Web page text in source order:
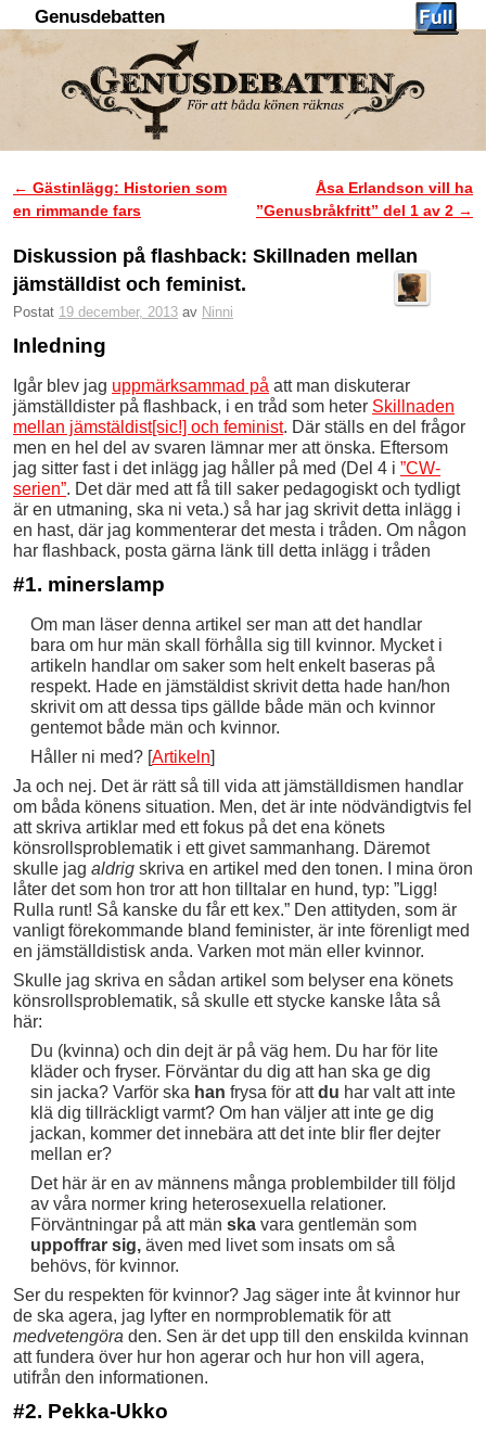
Genusdebatten
Inläggsnavigering
← Gästinlägg: Historien som
en rimmande fars
Åsa Erlandson vill ha
”Genusbråkfritt” del 1 av 2 →
Diskussion på flashback: Skillnaden mellan
jämställdist och feminist.
Postat 19 december, 2013 av Ninni
Inledning
Igår blev jag uppmärksammad på att man diskuterar
jämställdister på flashback, i en tråd som heter Skillnaden
mellan jämstäldist[sic!] och feminist. Där ställs en del frågor
men en hel del av svaren lämnar mer att önska. Eftersom
jag sitter fast i det inlägg jag håller på med (Del 4 i ”CW-
serien”. Det där med att få till saker pedagogiskt och tydligt
är en utmaning, ska ni veta.) så har jag skrivit detta inlägg i
en hast, där jag kommenterar det mesta i tråden. Om någon
har flashback, posta gärna länk till detta inlägg i tråden
#1. minerslamp
Om man läser denna artikel ser man att det handlar
bara om hur män skall förhålla sig till kvinnor. Mycket i
artikeln handlar om saker som helt enkelt baseras på
respekt. Hade en jämstäldist skrivit detta hade han/hon
skrivit om att dessa tips gällde både män och kvinnor
gentemot både män och kvinnor.
Håller ni med? [Artikeln]
Ja och nej. Det är rätt så till vida att jämställdismen handlar
om båda könens situation. Men, det är inte nödvändigtvis fel
att skriva artiklar med ett fokus på det ena könets
könsrollsproblematik i ett givet sammanhang. Däremot
skulle jag aldrig skriva en artikel med den tonen. I mina öron
låter det som hon tror att hon tilltalar en hund, typ: ”Ligg!
Rulla runt! Så kanske du får ett kex.” Den attityden, som är
vanligt förekommande bland feminister, är inte förenligt med
en jämställdistisk anda. Varken mot män eller kvinnor.
Skulle jag skriva en sådan artikel som belyser ena könets
könsrollsproblematik, så skulle ett stycke kanske låta så
här:
Du (kvinna) och din dejt är på väg hem. Du har för lite
kläder och fryser. Förväntar du dig att han ska ge dig
sin jacka? Varför ska han frysa för attdu har valt att inte
klä dig tillräckligt varmt? Om han väljer att inte ge dig
jackan, kommer det innebära att det inte blir fler dejter
mellan er?
Det här är en av männens många problembilder till följd
av våra normer kring heterosexuella relationer.
Förväntningar på att män skavara gentlemän som
uppoffrar sig,även med livet som insats om så
behövs, för kvinnor.
Ser du respekten för kvinnor? Jag säger inte åt kvinnor hur
de ska agera, jag lyfter en normproblematik för att
medvetengöra den. Sen är det upp till den enskilda kvinnan
att fundera över hur hon agerar och hur hon vill agera,
utifrån den informationen.
#2. Pekka-Ukko